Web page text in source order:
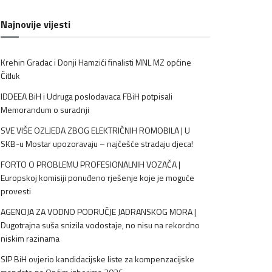
Najnovije vijesti
Krehin Gradac i Donji Hamzići finalisti MNL MZ općine
Čitluk
IDDEEA BiH i Udruga poslodavaca FBiH potpisali
Memorandum o suradnji
SVE VIŠE OZLJEDA ZBOG ELEKTRIČNIH ROMOBILA | U
SKB-u Mostar upozoravaju – najčešće stradaju djeca!
FORTO O PROBLEMU PROFESIONALNIH VOZAČA |
Europskoj komisiji ponuđeno rješenje koje je moguće
provesti
AGENCIJA ZA VODNO PODRUČJE JADRANSKOG MORA |
Dugotrajna suša snizila vodostaje, no nisu na rekordno
niskim razinama
SIP BiH ovjerio kandidacijske liste za kompenzacijske